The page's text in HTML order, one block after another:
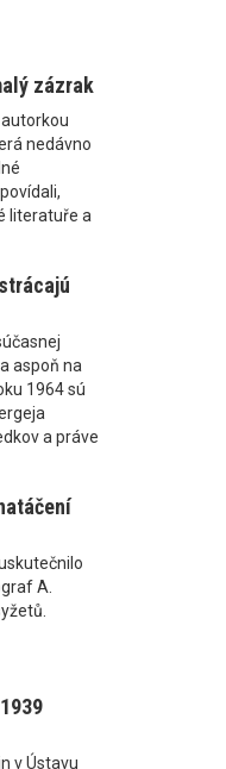
zázrak
nedávno
literatuře a
aspoň na
1964 sú
a práve
A.
v Ústavu